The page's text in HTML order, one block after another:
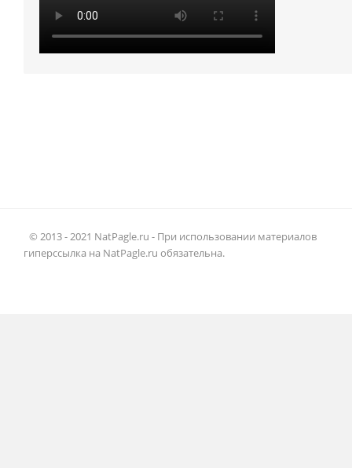
© 2013 - 2021 NatPagle.ru - При использовании материалов
гиперссылка на NatPagle.ru обязательна.